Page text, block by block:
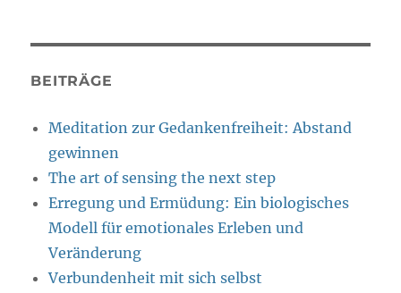
BEITRÄGE
Meditation zur Gedankenfreiheit: Abstand
gewinnen
The art of sensing the next step
Erregung und Ermüdung: Ein biologisches
Modell für emotionales Erleben und
Veränderung
Verbundenheit mit sich selbst